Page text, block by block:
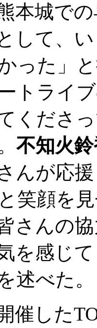
本城で
して、
った」
トライ
くださ
不知火
んが応
笑顔を
さんの
を感じ
述べた。
催した